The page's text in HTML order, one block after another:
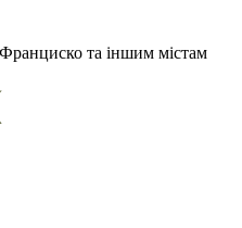
та іншим містам